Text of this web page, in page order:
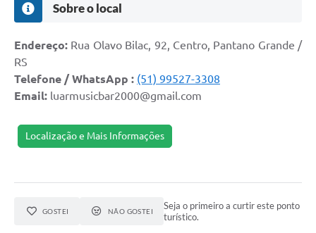
Galeria de Fotos
Audiências Públicas
Sobre o local
Endereço: Rua Olavo Bilac, 92, Centro, Pantano Grande /
RS
Telefone / WhatsApp : (51) 99527-3308
Email: luarmusicbar2000@gmail.com
Localização e Mais Informações
GOSTEI NÃO GOSTEI
Seja o primeiro a curtir este ponto
turístico.